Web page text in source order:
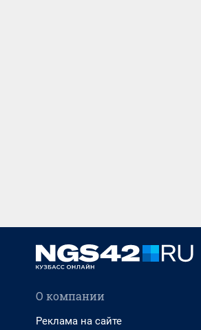
О компании
Реклама на сайте